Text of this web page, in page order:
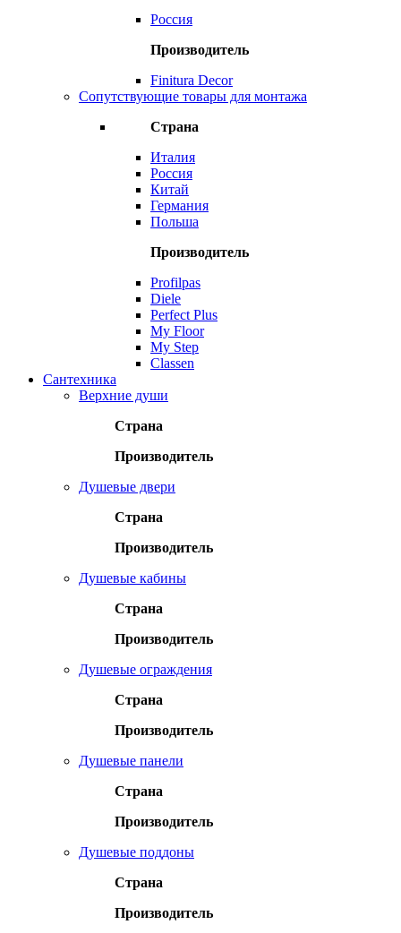
Россия
Производитель
Finitura Decor
Сопутствующие товары для монтажа
Страна
Италия
Россия
Китай
Германия
Польша
Производитель
Profilpas
Diele
Perfect Plus
My Floor
My Step
Classen
Сантехника
Верхние души
Страна
Производитель
Душевые двери
Страна
Производитель
Душевые кабины
Страна
Производитель
Душевые ограждения
Страна
Производитель
Душевые панели
Страна
Производитель
Душевые поддоны
Страна
Производитель